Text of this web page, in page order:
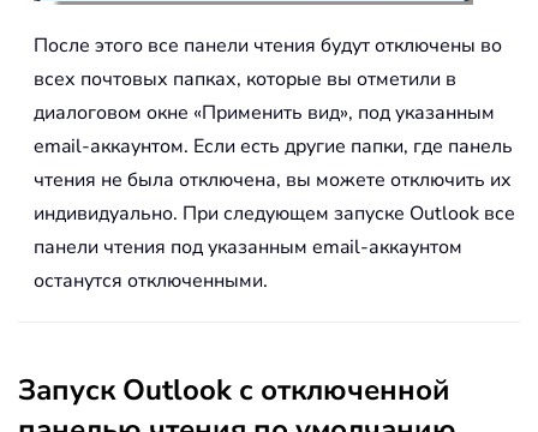
После этого все панели чтения будут отключены во
всех почтовых папках, которые вы отметили в
диалоговом окне «Применить вид», под указанным
email-аккаунтом. Если есть другие папки, где панель
чтения не была отключена, вы можете отключить их
индивидуально. При следующем запуске Outlook все
панели чтения под указанным email-аккаунтом
останутся отключенными.
Запуск Outlook с отключенной